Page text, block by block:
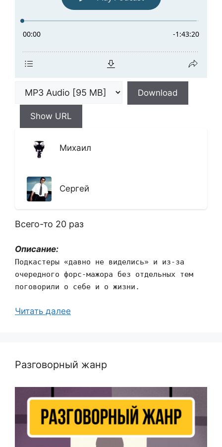
Download
Show URL
Михаил
Сергей
Всего-то 20 раз
Описание:
Подкастеры «давно не виделись» и из-за
очередного форс-мажора без отдельных тем
поговорили о себе и о жизни.
Читать далее
Разговорный жанр